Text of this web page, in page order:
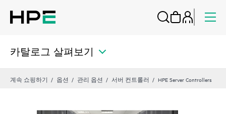
카탈로그 살펴보기
계속 쇼핑하기 옵션 관리 옵션 서버 컨트롤러 HPE Server Controllers